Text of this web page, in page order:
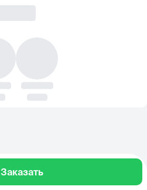
Заказать